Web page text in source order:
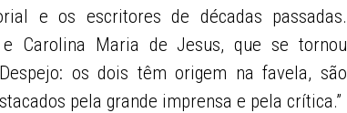
e os escritores de décadas passadas.
Carolina Maria de Jesus, que se tornou
os dois têm origem na favela, são
pela grande imprensa e pela crítica.”